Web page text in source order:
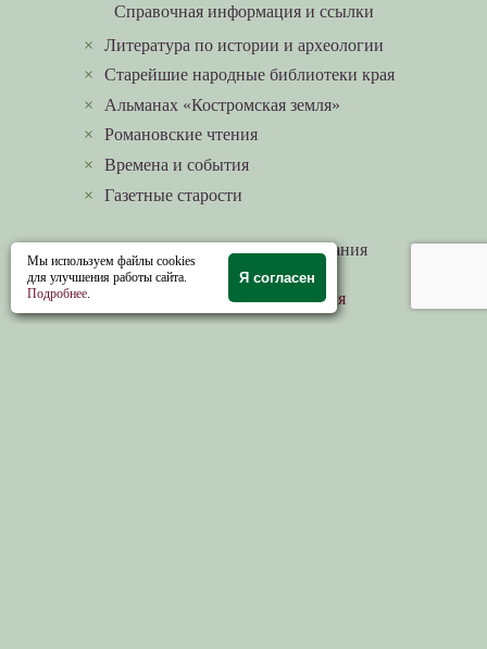
Справочная информация и ссылки
×Литература по истории и археологии
×Старейшие народные библиотеки края
Альманах «Костромская земля»
×Романовские чтения
×Времена и события
×Газетные старости
Научные периодические издания
Религиозно-философские чтения
Мы используем файлы cookies
для улучшения работы сайта.
Подробнее.
Я согласен